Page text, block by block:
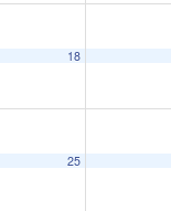
18
」 9:30 AM
25